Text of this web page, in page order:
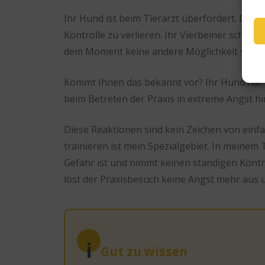
Ihr Hund ist beim Tierarzt überfordert.
Kontrolle zu verlieren. Ihr Vierbeiner
dem Moment keine andere Möglichkeit sieht.
Kommt Ihnen das bekannt vor? Ihr Hund
beim Betreten der Praxis in extreme Angst
Diese Reaktionen sind kein Zeichen von
trainieren ist mein Spezialgebiet. In
Gefahr ist und nimmt keinen ständigen
löst der Praxisbesuch keine Angst mehr
i Gut zu wissen